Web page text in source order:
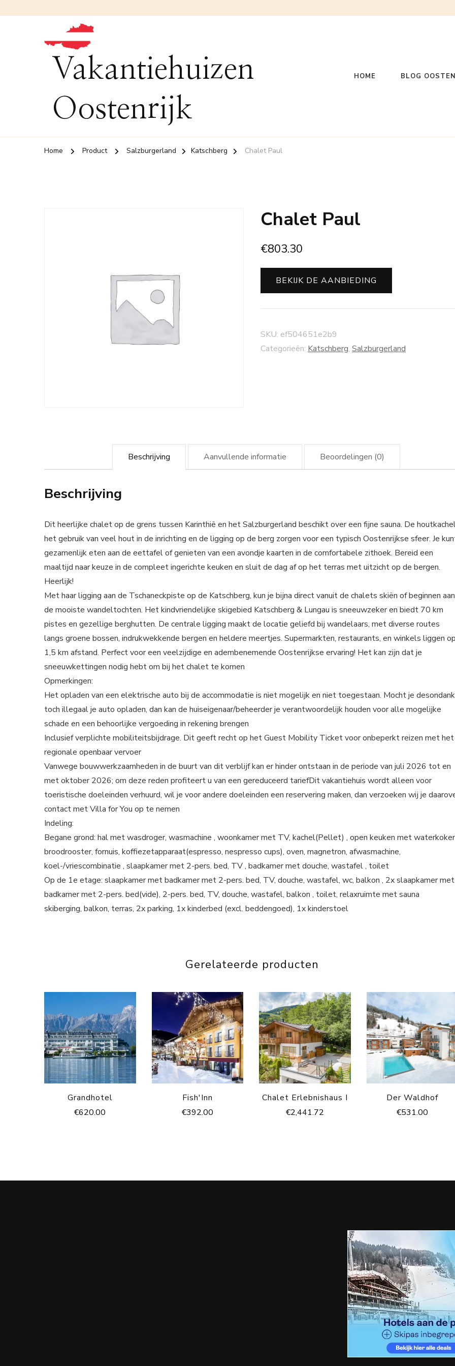
Vakantiehuizen
Oostenrijk
HOME BLOG
Home Product Salzburgerland Katschberg Chalet Paul
Chalet Paul
€803.30
BEKIJK DE AANBIEDING
SKU: ef504651e2b9
Categorieën: Katschberg, Salzburgerland
Beschrijving Aanvullende informatie Beoordelingen (0)
Beschrijving
Dit heerlijke chalet op de grens tussen Karinthië en het Salzburgerland beschikt over een fijne sauna. De
het gebruik van veel hout in de inrichting en de ligging op de berg zorgen voor een typisch Oostenrijkse sfeer. Je
gezamenlijk eten aan de eettafel of genieten van een avondje kaarten in de comfortabele zithoek. Bereid een
maaltijd naar keuze in de compleet ingerichte keuken en sluit de dag af op het terras met uitzicht op de bergen.
Heerlijk!
Met haar ligging aan de Tschaneckpiste op de Katschberg, kun je bijna direct vanuit de chalets skiën of beginnen aan
de mooiste wandeltochten. Het kindvriendelijke skigebied Katschberg & Lungau is sneeuwzeker en biedt 70 km
pistes en gezellige berghutten. De centrale ligging maakt de locatie geliefd bij wandelaars, met diverse routes
langs groene bossen, indrukwekkende bergen en heldere meertjes. Supermarkten, restaurants, en winkels liggen op
1,5 km afstand. Perfect voor een veelzijdige en adembenemende Oostenrijkse ervaring! Het kan zijn dat je
sneeuwkettingen nodig hebt om bij het chalet te komen
Opmerkingen:
Het opladen van een elektrische auto bij de accommodatie is niet mogelijk en niet toegestaan. Mocht je
toch illegaal je auto opladen, dan kan de huiseigenaar/beheerder je verantwoordelijk houden voor alle mogelijke
schade en een behoorlijke vergoeding in rekening brengen
Inclusief verplichte mobiliteitsbijdrage. Dit geeft recht op het Guest Mobility Ticket voor onbeperkt reizen met het
regionale openbaar vervoer
Vanwege bouwwerkzaamheden in de buurt van dit verblijf kan er hinder ontstaan in de periode van juli 2026 tot en
met oktober 2026; om deze reden profiteert u van een gereduceerd tariefDit vakantiehuis wordt alleen voor
toeristische doeleinden verhuurd, wil je voor andere doeleinden een reservering maken, dan verzoeken wij je
contact met Villa for You op te nemen
Indeling:
Begane grond: hal met wasdroger, wasmachine , woonkamer met TV, kachel(Pellet) , open keuken met
broodrooster, fornuis, koffiezetapparaat(espresso, nespresso cups), oven, magnetron, afwasmachine,
koel-/vriescombinatie , slaapkamer met 2-pers. bed, TV , badkamer met douche, wastafel , toilet
Op de 1e etage: slaapkamer met badkamer met 2-pers. bed, TV, douche, wastafel, wc, balkon , 2x slaapkamer met
badkamer met 2-pers. bed(vide), 2-pers. bed, TV, douche, wastafel, balkon , toilet, relaxruimte met sauna
skiberging, balkon, terras, 2x parking, 1x kinderbed (excl. beddengoed), 1x kinderstoel
Gerelateerde producten
Grandhotel
€620.00
Fish'Inn
€392.00
Chalet Erlebnishaus I
€2,441.72
Der Waldhof
€531.00